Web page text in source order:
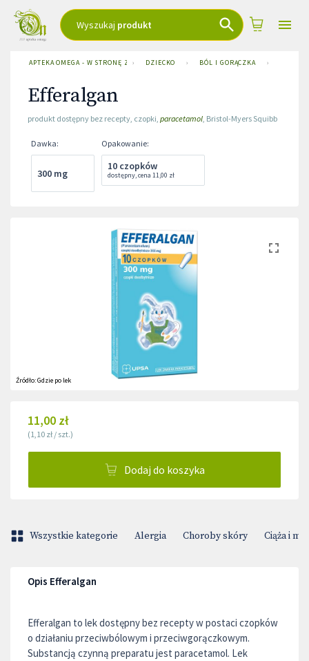
Wyszukaj produkt
APTEKA OMEGA - W STRONĘ ZDROWIA
› DZIECKO › BÓL I GORĄCZKA ›
Efferalgan
produkt dostępny bez recepty, czopki, paracetamol, Bristol-Myers Squibb
Dawka:
300 mg
Opakowanie:
10 czopków
dostępny,cena 11,00 zł
Źródło:Gdzie po lek
11,00 zł
(1,10 zł / szt.)
Dodaj do koszyka
Wszystkie kategorie Alergia Choroby skóry Ciąża i
Opis Efferalgan
Efferalgan to lek dostępny bez recepty w postaci czopków
o działaniu przeciwbólowym i przeciwgorączkowym.
Substancją czynną preparatu jest paracetamol. Lek